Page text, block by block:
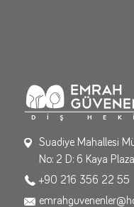
Suadiye Mahallesi
No: 2 D: 6 Kaya
+90 216 356 22 55